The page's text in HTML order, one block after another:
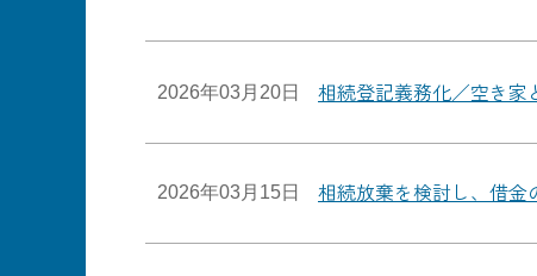
2026年03月20日 相続登記義務化／空き家
2026年03月15日 相続放棄を検討し、借金